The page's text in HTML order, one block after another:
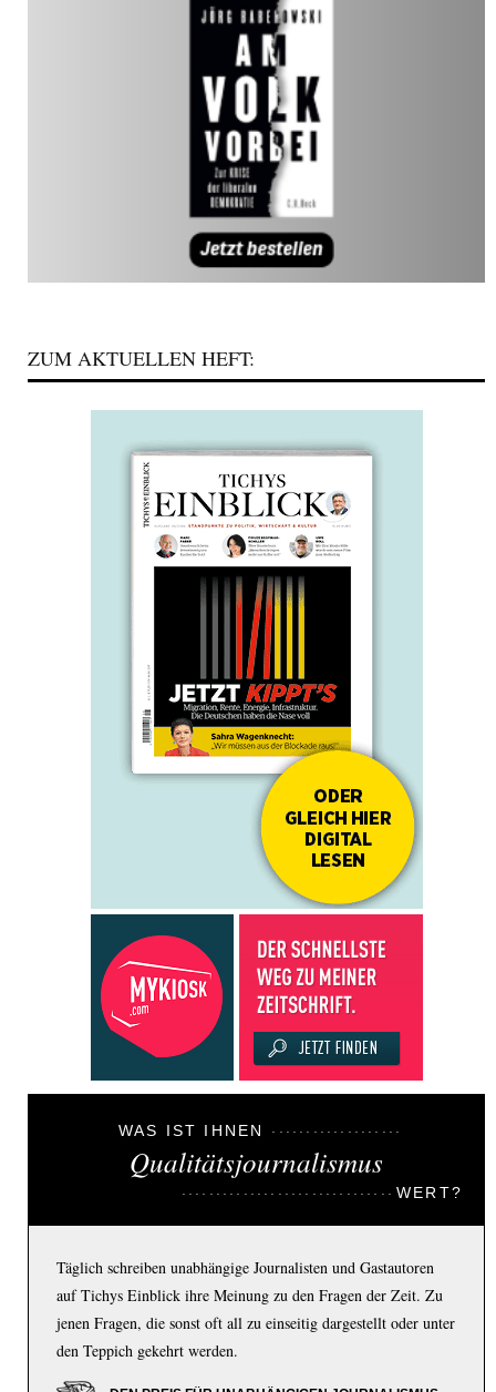
ZUM AKTUELLEN HEFT:
WAS IST IHNEN
Qualitätsjournalismus
WERT?
Täglich schreiben unabhängige Journalisten und Gastautoren
auf Tichys Einblick ihre Meinung zu den Fragen der Zeit. Zu
jenen Fragen, die sonst oft all zu einseitig dargestellt oder unter
den Teppich gekehrt werden.